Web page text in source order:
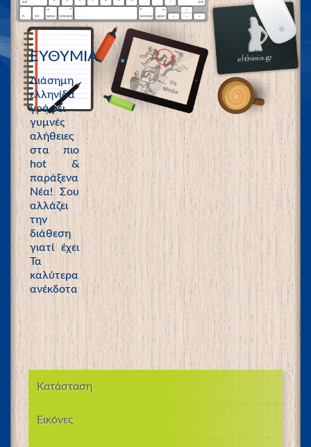
ΕΥΘΥΜΙΑ
Διάσημη
ελληνίδα
γράφει
γυμνές
αλήθειες
στα πιο
hot &
παράξενα
Νέα! Σου
αλλάζει
την
διάθεση
γιατί έχει
Τα
καλύτερα
ανέκδοτα
Κατάσταση
Εικόνες